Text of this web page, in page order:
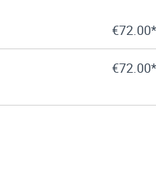
€72.00*
€72.00*